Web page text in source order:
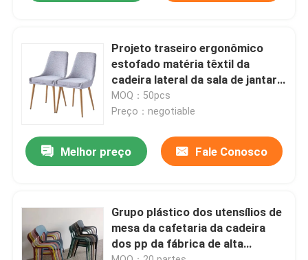
Contacte-nos
Peça umas citações
Mobília da sala de casa
Mobília da sala de visitas
Mobílias da sala de jantar
Projeto traseiro ergonômico
estofado matéria têxtil da
cadeira lateral da sala de jantar
branco
MOQ：50pcs
Preço：negotiable
Melhor preço Fale Conosco
Grupo plástico dos utensílios de
mesa da cafetaria da cadeira
dos pp da fábrica de alta